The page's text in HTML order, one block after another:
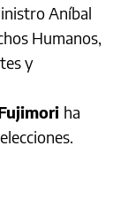
Aníbal
Humanos,
y
ha